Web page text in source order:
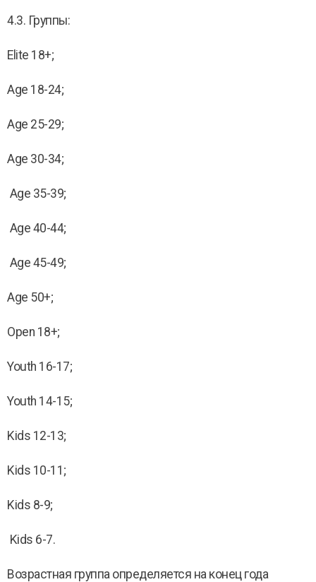
4.3. Группы:
Elite 18+;
Age 18-24;
Age 25-29;
Age 30-34;
Age 35-39;
Age 40-44;
Age 45-49;
Age 50+;
Open 18+;
Youth 16-17;
Youth 14-15;
Kids 12-13;
Kids 10-11;
Kids 8-9;
Kids 6-7.
Возрастная группа определяется на конец года